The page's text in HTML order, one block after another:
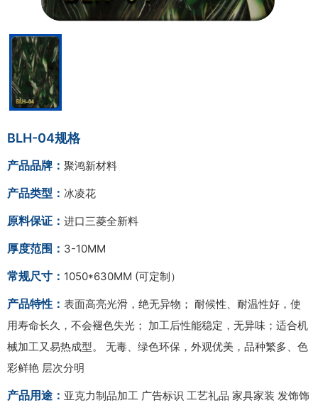
BLH-04规格
产品品牌： 聚鸿新材料
产品类型： 冰凌花
原料保证： 进口三菱全新料
厚度范围： 3-10MM
常规尺寸： 1050*630MM (可定制）
产品特性： 表面高亮光滑，绝无异物； 耐候性、耐温性好，使
用寿命长久，不会褪色失光； 加工后性能稳定，无异味；适合机
械加工又易热成型。 无毒、绿色环保，外观优美，品种繁多、色
彩鲜艳 层次分明
产品用途： 亚克力制品加工 广告标识 工艺礼品 家具家装 发饰饰